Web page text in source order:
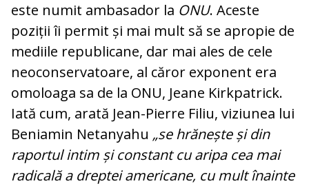
este numit ambasador la ONU. Aceste
poziții îi permit și mai mult să se apropie de
mediile republicane, dar mai ales de cele
neoconservatoare, al căror exponent era
omoloaga sa de la ONU, Jeane Kirkpatrick.
Iată cum, arată Jean-Pierre Filiu, viziunea lui
Beniamin Netanyahu „se hrănește și din
raportul intim și constant cu aripa cea mai
radicală a dreptei americane, cu mult înainte